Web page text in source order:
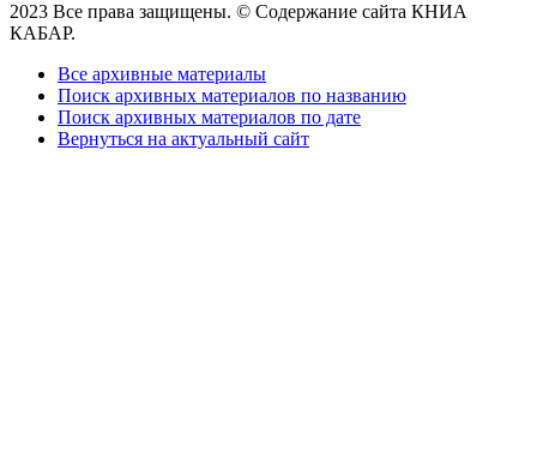
2023 Все права защищены. © Содержание сайта КНИА
КАБАР.
Все архивные материалы
Поиск архивных материалов по названию
Поиск архивных материалов по дате
Вернуться на актуальный сайт